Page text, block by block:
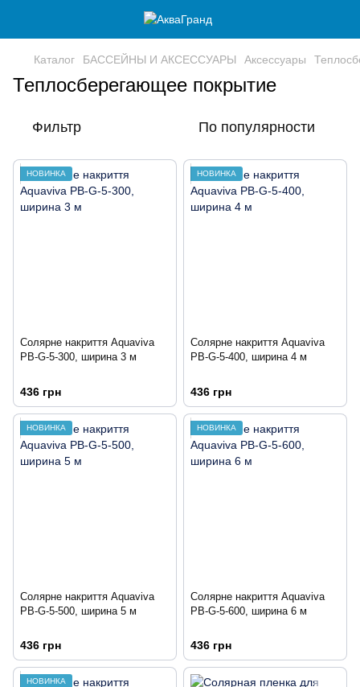
Каталог БАССЕЙНЫ И АКСЕССУАРЫ Аксессуары
Теплосберегающее покрытие
Фильтр По популярности
НОВИНКА
Солярне накриття Aquaviva
PB-G-5-300, ширина 3 м
436 грн
НОВИНКА
Солярне накриття Aquaviva
PB-G-5-400, ширина 4 м
436 грн
НОВИНКА
Солярне накриття Aquaviva
PB-G-5-500, ширина 5 м
436 грн
НОВИНКА
Солярне накриття Aquaviva
PB-G-5-600, ширина 6 м
436 грн
НОВИНКА